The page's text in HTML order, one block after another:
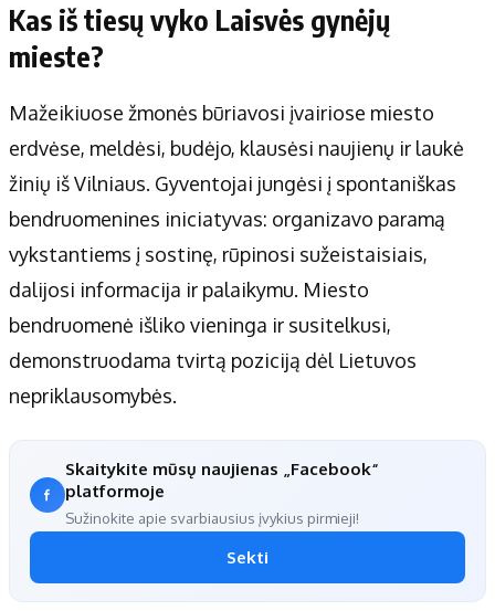
Kas iš tiesų vyko Laisvės gynėjų
mieste?
Mažeikiuose žmonės būriavosi įvairiose miesto
erdvėse, meldėsi, budėjo, klausėsi naujienų ir laukė
žinių iš Vilniaus. Gyventojai jungėsi į spontaniškas
bendruomenines iniciatyvas: organizavo paramą
vykstantiems į sostinę, rūpinosi sužeistaisiais,
dalijosi informacija ir palaikymu. Miesto
bendruomenė išliko vieninga ir susitelkusi,
demonstruodama tvirtą poziciją dėl Lietuvos
nepriklausomybės.
Skaitykite mūsų naujienas „Facebook“
platformoje
Sužinokite apie svarbiausius įvykius pirmieji!
Sekti